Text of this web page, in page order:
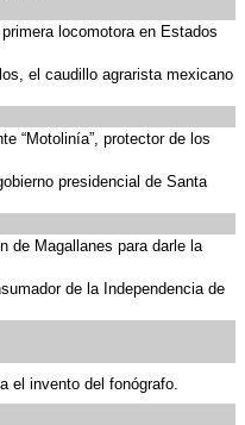
locomotora en Estados
el caudillo agrarista mexicano
“Motolinía”, protector de los
presidencial de Santa
de Magallanes para darle la
de la Independencia de
el invento del fonógrafo.